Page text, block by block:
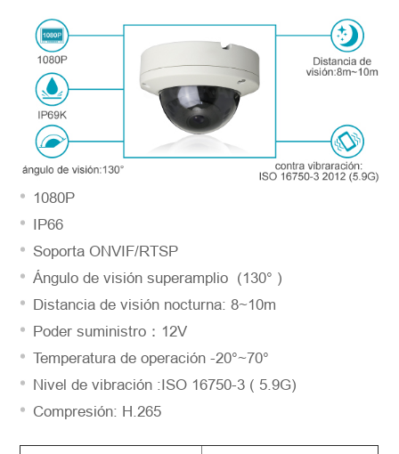
Número del modelo
Introdúzcase
1080P
IP66
Soporta ONVIF/RTSP
Ángulo de visión superamplio (130° )
Distancia de visión nocturna: 8~10m
Poder suministro：12V
Temperatura de operación -20°~70°
Nivel de vibración :ISO 16750-3 ( 5.9G)
Compresión: H.265